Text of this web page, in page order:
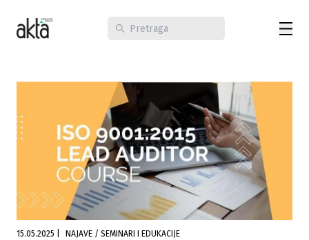
15.05.2025 NAJAVE / SEMINARI I EDUKACIJE